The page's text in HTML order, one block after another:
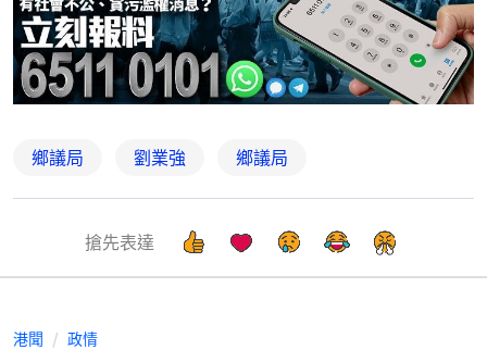
鄉議局 劉業強 鄉議局
搶先表達
港聞 政情